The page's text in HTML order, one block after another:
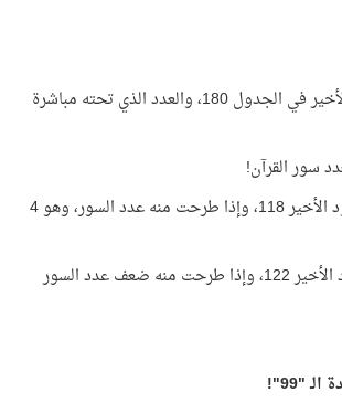
أوّل عدد في العمود الأخير في الجدول 180، والعدد الذي تحته مباشرة
العدد الثالث في العمود الأخير 118، وإذا طرحت منه عدد السور، وهو 4
العدد الرابع في العمود الأخير 122، وإذا طرحت منه ضعف عدد السور
"99"!